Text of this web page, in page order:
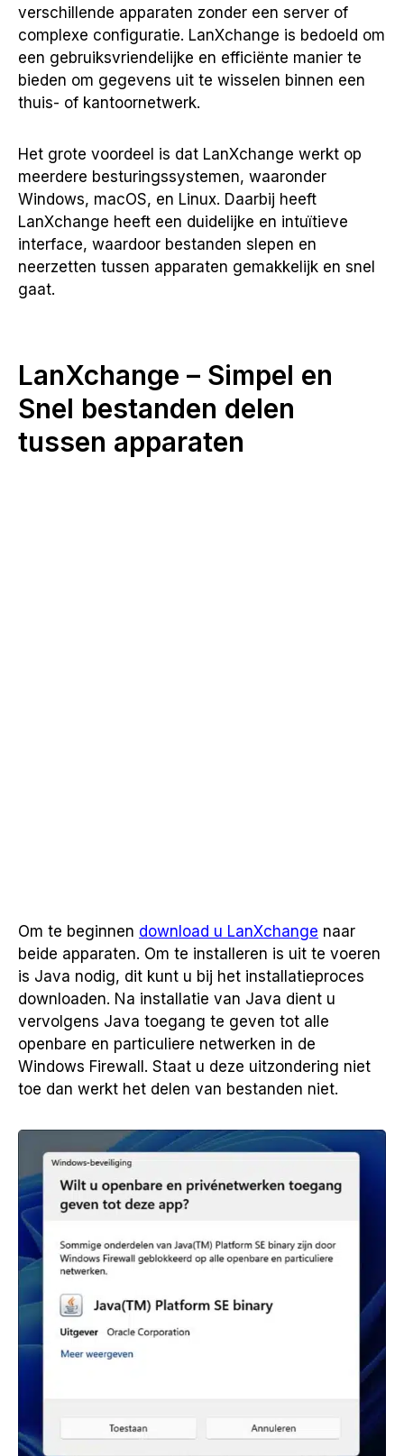
verschillende apparaten zonder een server of
complexe configuratie. LanXchange is bedoeld om
een gebruiksvriendelijke en efficiënte manier te
bieden om gegevens uit te wisselen binnen een
thuis- of kantoornetwerk.
Het grote voordeel is dat LanXchange werkt op
meerdere besturingssystemen, waaronder
Windows, macOS, en Linux. Daarbij heeft
LanXchange heeft een duidelijke en intuïtieve
interface, waardoor bestanden slepen en
neerzetten tussen apparaten gemakkelijk en snel
gaat.
LanXchange – Simpel en
Snel bestanden delen
tussen apparaten
Om te beginnen download u LanXchange naar
beide apparaten. Om te installeren is uit te voeren
is Java nodig, dit kunt u bij het installatieproces
downloaden. Na installatie van Java dient u
vervolgens Java toegang te geven tot alle
openbare en particuliere netwerken in de
Windows Firewall. Staat u deze uitzondering niet
toe dan werkt het delen van bestanden niet.